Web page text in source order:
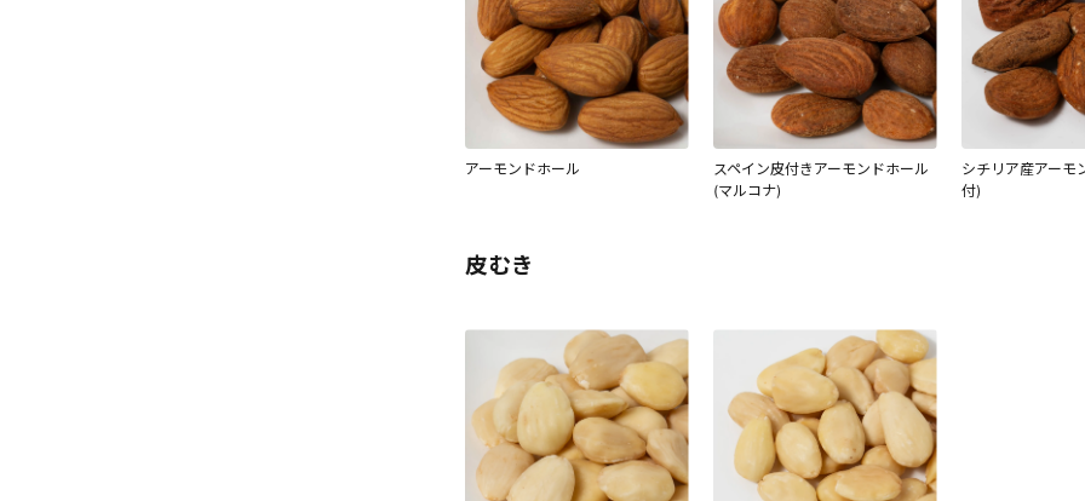
アーモンドホール
スペイン皮付きアーモンドホール
(マルコナ)
シチリア産アーモ
付)
皮むき